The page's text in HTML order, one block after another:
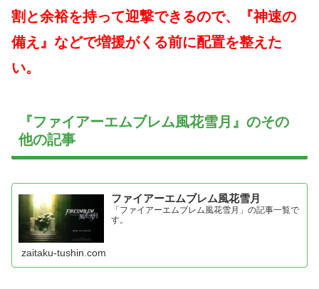
割と余裕を持って迎撃できるので、『神速の
備え』などで増援がくる前に配置を整えた
い。
『ファイアーエムブレム風花雪月』のその
他の記事
ファイアーエムブレム風花雪月
「ファイアーエムブレム風花雪月」の記事一覧で
す。
zaitaku-tushin.com